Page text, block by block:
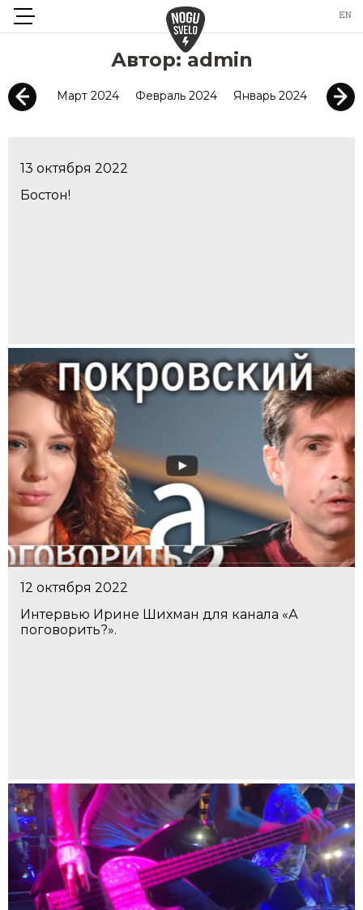
Автор:admin
Март 2024 Февраль 2024 Январь 2024
13 октября 2022
Бостон!
12 октября 2022
Интервью Ирине Шихман для канала «А
поговорить?».